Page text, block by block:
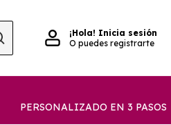
¡Hola! Inicia sesión
O puedes registrarte
PERSONALIZADO EN 3 PASOS